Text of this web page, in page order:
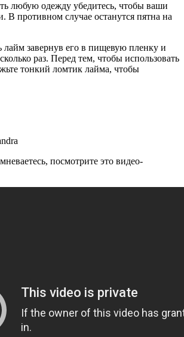
любую одежду убедитесь, чтобы ваши
противном случае останутся пятна на
завернув его в пищевую пленку и
раз. Перед тем, чтобы использовать
тонкий ломтик лайма, чтобы
посмотрите это видео-